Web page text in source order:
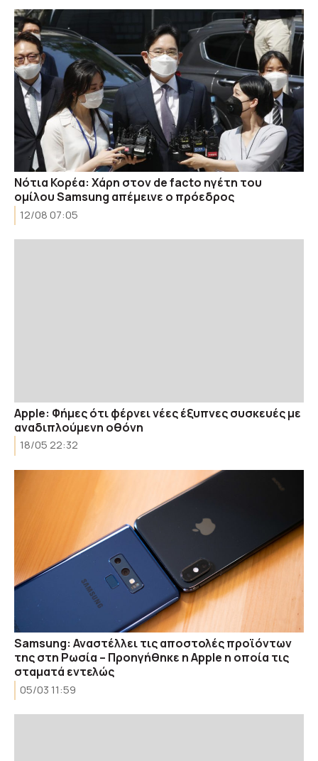
Νότια Κορέα: Χάρη στον de facto ηγέτη του
ομίλου Samsung απέμεινε ο πρόεδρος
12/08 07:05
Apple: Φήμες ότι φέρνει νέες έξυπνες συσκευές με
αναδιπλούμενη οθόνη
18/05 22:32
Samsung: Αναστέλλει τις αποστολές προϊόντων
της στη Ρωσία – Προηγήθηκε η Apple η οποία τις
σταματά εντελώς
05/03 11:59